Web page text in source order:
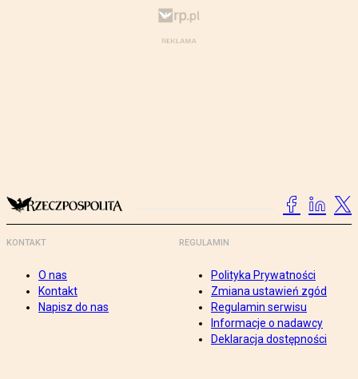
KONTAKT
O nas
Kontakt
Napisz do nas
REGULAMIN
Polityka Prywatności
Zmiana ustawień zgód
Regulamin serwisu
Informacje o nadawcy
Deklaracja dostępności